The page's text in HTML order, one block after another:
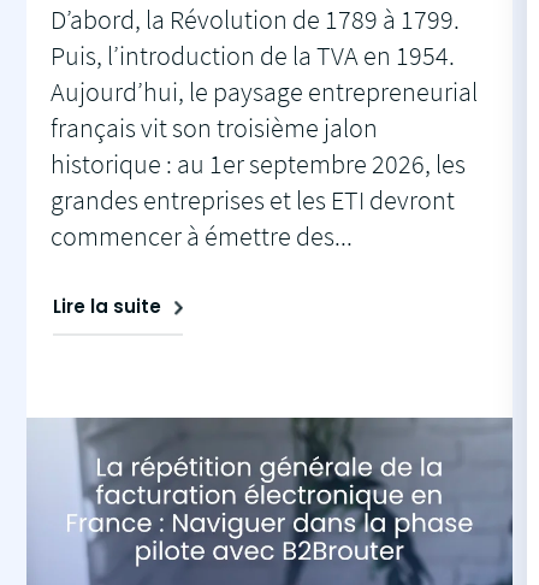
D’abord, la Révolution de 1789 à 1799.
Puis, l’introduction de la TVA en 1954.
Aujourd’hui, le paysage entrepreneurial
français vit son troisième jalon
historique : au 1er septembre 2026, les
grandes entreprises et les ETI devront
commencer à émettre des...
Lire la suite